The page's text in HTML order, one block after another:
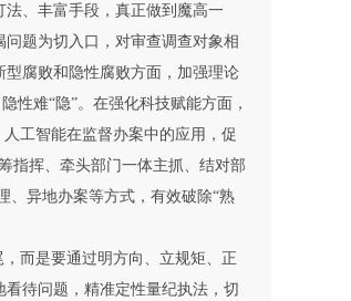
、丰富手段，真正做到魔高一
题为切入口，对审查调查对象相
腐败和隐性腐败方面，加强理论
性难“隐”。在强化科技赋能方面，
工智能在监督办案中的应用，促
指挥、牵头部门一体主抓、结对部
、异地办案等方式，有效破除“熟
而是要通过明方向、立规矩、正
待问题，精准定性量纪执法，切